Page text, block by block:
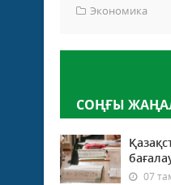
Экономика
СОҢҒЫ
07